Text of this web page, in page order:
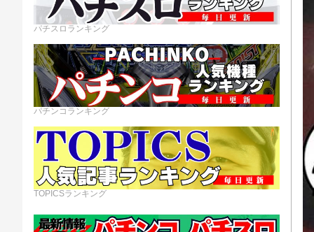
パチスロランキング
パチンコランキング
TOPICSランキング